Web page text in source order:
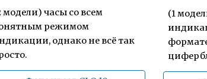
модели) часы со всем
режимом
однако не всётак
(1